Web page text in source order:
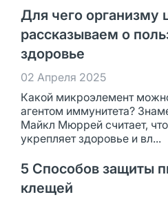
Для чего организму
рассказываем о
здоровье
02 Апреля 2025
Какой микроэлемент
агентом иммунитета?
Майкл Мюррей считает,
укрепляет здоровье и вл...
5 Способов защиты
клещей